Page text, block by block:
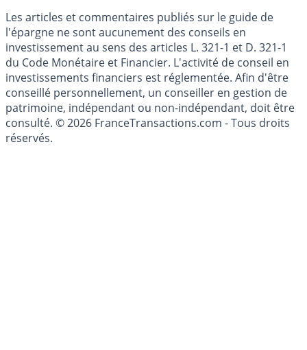
Les articles et commentaires publiés sur le guide de
l'épargne ne sont aucunement des conseils en
investissement au sens des articles L. 321-1 et D. 321-1
du Code Monétaire et Financier. L'activité de conseil en
investissements financiers est réglementée. Afin d'être
conseillé personnellement, un conseiller en gestion de
patrimoine, indépendant ou non-indépendant, doit être
consulté. © 2026 FranceTransactions.com - Tous droits
réservés.